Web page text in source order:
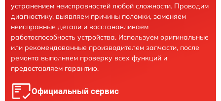
устранением неисправностей любой сложности. Проводим
диагностику, выявляем причины поломки, заменяем
неисправные детали и восстанавливаем
работоспособность устройства. Используем оригинальные
или рекомендованные производителем запчасти, после
ремонта выполняем проверку всех функций и
предоставляем гарантию.
Официальный сервис